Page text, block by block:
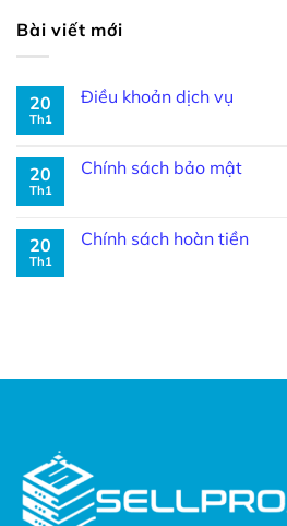
Bài viết mới
20
Th1
Điều khoản dịch vụ
20
Th1
Chính sách bảo mật
20
Th1
Chính sách hoàn tiền